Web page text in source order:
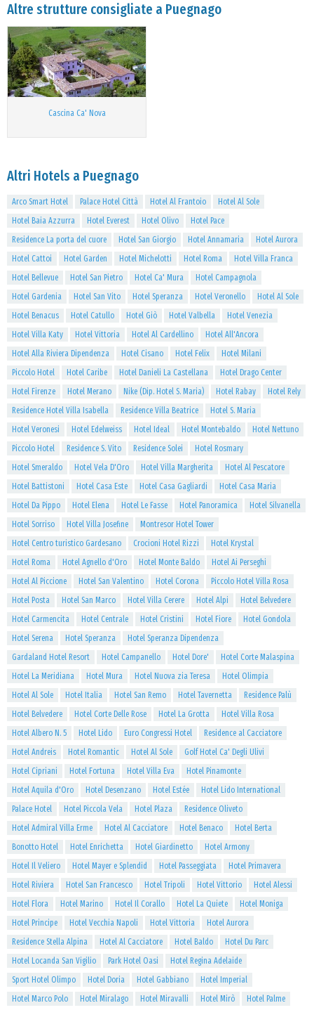
Altre strutture consigliate a Puegnago
Cascina Ca' Nova
Altri Hotels a Puegnago
Arco Smart Hotel Palace Hotel Città Hotel Al Frantoio
Hotel Al Sole
Hotel Baia Azzurra
Hotel Everest Hotel Olivo
Hotel Pace
Residence La porta del cuore
Hotel San Giorgio Hotel Annamaria
Hotel Aurora
Hotel Cattoi
Hotel Garden Hotel Michelotti Hotel Roma
Hotel Villa Franca
Hotel Bellevue
Hotel San Pietro Hotel Ca' Mura
Hotel Campagnola
Hotel Gardenia
Hotel San Vito Hotel Speranza Hotel Veronello
Hotel Al Sole
Hotel Benacus
Hotel Catullo Hotel Giò Hotel Valbella
Hotel Venezia
Hotel Villa Katy
Hotel Vittoria Hotel Al Cardellino
Hotel All'Ancora
Hotel Alla Riviera Dipendenza
Hotel Cisano Hotel Felix
Hotel Milani
Piccolo Hotel
Hotel Caribe Hotel Danieli La Castellana
Hotel Drago Center
Hotel Firenze
Hotel Merano Nike (Dip. Hotel S. Maria) Hotel Rabay
Hotel Rely
Residence Hotel Villa Isabella
Residence Villa Beatrice
Hotel S. Maria
Hotel Veronesi
Hotel Edelweiss Hotel Ideal Hotel Montebaldo
Hotel Nettuno
Piccolo Hotel
Residence S. Vito Residence Solei
Hotel Rosmary
Hotel Smeraldo
Hotel Vela D'Oro Hotel Villa Margherita
Hotel Al Pescatore
Hotel Battistoni
Hotel Casa Este Hotel Casa Gagliardi
Hotel Casa Maria
Hotel Da Pippo
Hotel Elena Hotel Le Fasse Hotel Panoramica
Hotel Silvanella
Hotel Sorriso
Hotel Villa Josefine
Montresor Hotel Tower
Hotel Centro turistico Gardesano
Crocioni Hotel Rizzi
Hotel Krystal
Hotel Roma
Hotel Agnello d'Oro Hotel Monte Baldo
Hotel Ai Perseghi
Hotel Al Piccione
Hotel San Valentino Hotel Corona
Piccolo Hotel Villa Rosa
Hotel Posta
Hotel San Marco Hotel Villa Cerere Hotel Alpi
Hotel Belvedere
Hotel Carmencita
Hotel Centrale Hotel Cristini Hotel Fiore
Hotel Gondola
Hotel Serena
Hotel Speranza
Hotel Speranza Dipendenza
Gardaland Hotel Resort
Hotel Campanello Hotel Dore'
Hotel Corte Malaspina
Hotel La Meridiana
Hotel Mura Hotel Nuova zia Teresa
Hotel Olimpia
Hotel Al Sole
Hotel Italia Hotel San Remo Hotel Tavernetta
Residence Palù
Hotel Belvedere
Hotel Corte Delle Rose Hotel La Grotta
Hotel Villa Rosa
Hotel Albero N. 5
Hotel Lido Euro Congressi Hotel
Residence al Cacciatore
Hotel Andreis
Hotel Romantic Hotel Al Sole
Golf Hotel Ca' Degli Ulivi
Hotel Cipriani
Hotel Fortuna Hotel Villa Eva
Hotel Pinamonte
Hotel Aquila d'Oro
Hotel Desenzano Hotel Estée
Hotel Lido International
Palace Hotel
Hotel Piccola Vela Hotel Plaza
Residence Oliveto
Hotel Admiral Villa Erme
Hotel Al Cacciatore Hotel Benaco
Hotel Berta
Bonotto Hotel
Hotel Enrichetta Hotel Giardinetto
Hotel Armony
Hotel Il Veliero
Hotel Mayer e Splendid Hotel Passeggiata
Hotel Primavera
Hotel Riviera
Hotel San Francesco Hotel Tripoli Hotel Vittorio
Hotel Alessi
Hotel Flora
Hotel Marino Hotel Il Corallo Hotel La Quiete
Hotel Moniga
Hotel Principe
Hotel Vecchia Napoli Hotel Vittoria
Hotel Aurora
Residence Stella Alpina
Hotel Al Cacciatore Hotel Baldo
Hotel Du Parc
Hotel Locanda San Vigilio
Park Hotel Oasi
Hotel Regina Adelaide
Sport Hotel Olimpo
Hotel Doria Hotel Gabbiano
Hotel Imperial
Hotel Marco Polo
Hotel Miralago Hotel Miravalli Hotel Mirò Hotel Palme